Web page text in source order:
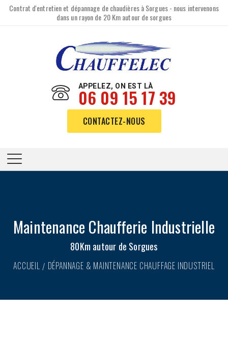
Contrat d'entretien et dépannage de chaudières à Sorgues - nous intervenons
dans un rayon de 20 Km autour de sorgues
APPELEZ, ON EST LÀ
06 09 15 17 39
CONTACTEZ-NOUS
Maintenance Chaufferie Industrielle
80Km autour de Sorgues
ACCUEIL DÉPANNAGE & MAINTENANCE CHAUFFAGE INDUSTRIEL